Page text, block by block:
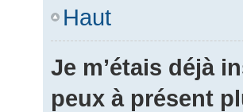
Haut
Je m’étais déjà
peux à présent